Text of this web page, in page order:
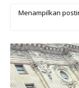
Menampilkan